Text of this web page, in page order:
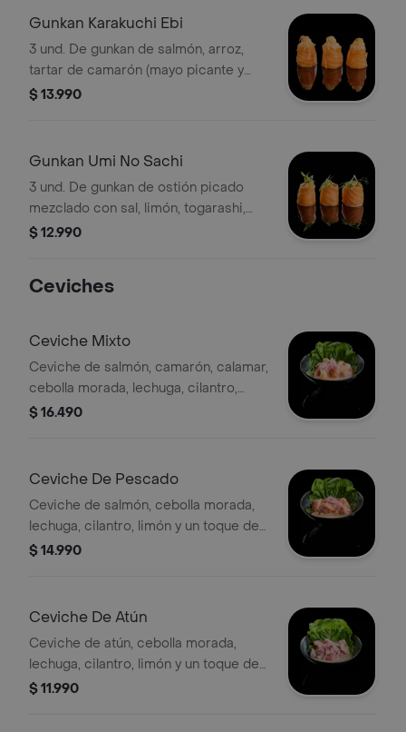
Gunkan Karakuchi Ebi
3 und. De gunkan de salmón, arroz,
tartar de camarón (mayo picante y
masago), limón y queso parmesano.
$ 13.990
Gunkan Umi No Sachi
3 und. De gunkan de ostión picado
mezclado con sal, limón, togarashi,
cebollín, masago y salsa acevichada.
$ 12.990
Ceviches
Ceviche Mixto
Ceviche de salmón, camarón, calamar,
cebolla morada, lechuga, cilantro,
limón y un toque de leche.
$ 16.490
Ceviche De Pescado
Ceviche de salmón, cebolla morada,
lechuga, cilantro, limón y un toque de
leche.
$ 14.990
Ceviche De Atún
Ceviche de atún, cebolla morada,
lechuga, cilantro, limón y un toque de
leche.
$ 11.990